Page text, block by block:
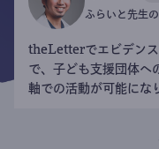
ふらいと先生
theLetterでエビデンス
で、子ども支援団体へ
軸での活動が可能にな